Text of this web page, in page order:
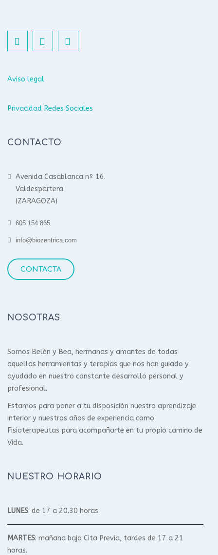
Aviso legal
Privacidad Redes Sociales
CONTACTO
Avenida Casablanca nº 16.
Valdespartera
(ZARAGOZA)
605 154 865
info@biozentrica.com
CONTACTA
NOSOTRAS
Somos Belén y Bea, hermanas y amantes de todas
aquellas herramientas y terapias que nos han guiado y
ayudado en nuestro constante desarrollo personal y
profesional.
Estamos para poner a tu disposición nuestro aprendizaje
interior y nuestros años de experiencia como
Fisioterapeutas para acompañarte en tu propio camino de
Vida.
NUESTRO HORARIO
LUNES: de 17 a 20.30 horas.
MARTES: mañana bajo Cita Previa, tardes de 17 a 21
horas.